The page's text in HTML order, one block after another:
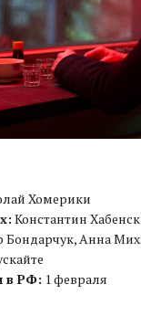
Хомерики
Константин
Анна
в РФ: 1 февраля